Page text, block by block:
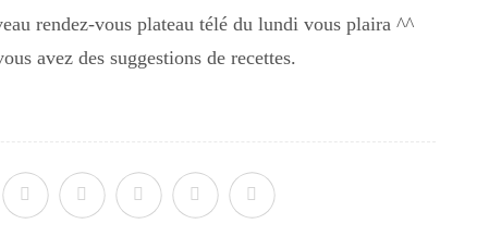
rendez-vous plateau télé du lundi vous plaira ^^
avez des suggestions de recettes.